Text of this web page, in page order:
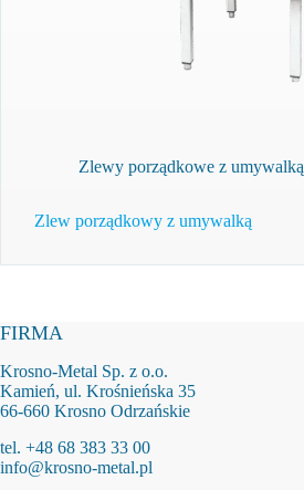
Zlewy porządkowe z umywalką
Zlew porządkowy z umywalką
FIRMA
Krosno-Metal Sp. z o.o.
Kamień, ul. Krośnieńska 35
66-660 Krosno Odrzańskie
tel. +48 68 383 33 00
info@krosno-metal.pl